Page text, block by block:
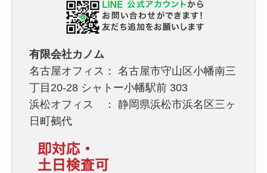
有限会社カノム
名古屋オフィス： 名古屋市守山区小幡南三
丁目20-28 シャトー小幡駅前 303
浜松オフィス ： 静岡県浜松市浜名区三ヶ
日町鵺代